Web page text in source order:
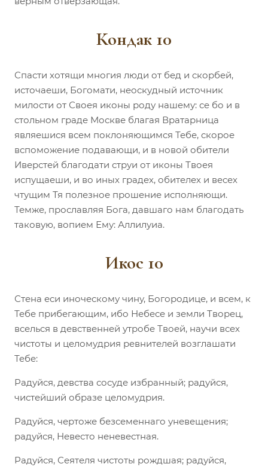
Кондак 10
Спасти хотящи многия люди от бед и скорбей,
источаеши, Богомати, неоскудный источник
милости от Своея иконы роду нашему: се бо и в
стольном граде Москве благая Вратарница
являешися всем поклоняющимся Тебе, скорое
вспоможение подавающи, и в новой обители
Иверстей благодати струи от иконы Твоея
испущаеши, и во иных градех, обителех и весех
чтущим Тя полезное прошение исполняющи.
Темже, прославляя Бога, давшаго нам благодать
таковую, вопием Ему: Аллилуиа.
Икос 10
Стена еси иноческому чину, Богородице, и всем, к
Тебе прибегающим, ибо Небесе и земли Творец,
вселься в девственней утробе Твоей, научи всех
чистоты и целомудрия ревнителей возглашати
Тебе:
Радуйся, девства сосуде избранный; радуйся,
чистейший образе целомудрия.
Радуйся, чертоже безсеменнаго уневещения;
радуйся, Невесто неневестная.
Радуйся, Сеятеля чистоты рождшая; радуйся,